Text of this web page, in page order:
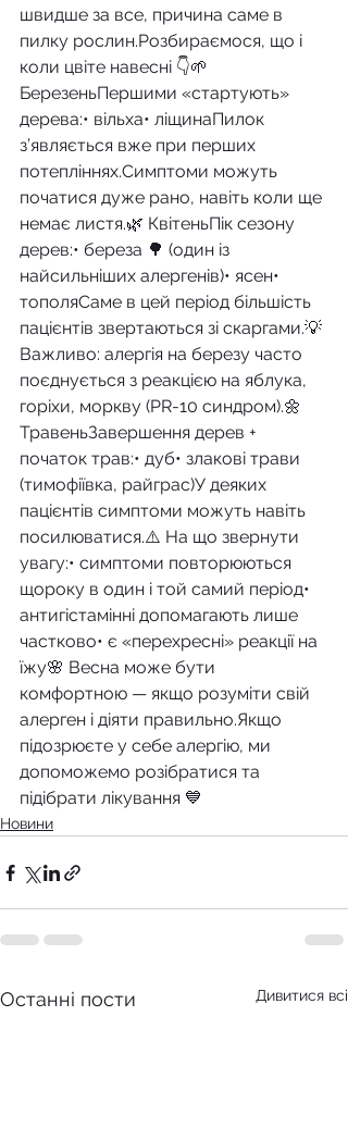
швидше за все, причина саме в
пилку рослин.Розбираємося, що і
коли цвіте навесні 👇🌱
БерезеньПершими «стартують»
дерева:• вільха• ліщинаПилок
з’являється вже при перших
потепліннях.Симптоми можуть
початися дуже рано, навіть коли ще
немає листя.🌿 КвітеньПік сезону
дерев:• береза 🌳 (один із
найсильніших алергенів)• ясен•
тополяСаме в цей період більшість
пацієнтів звертаються зі скаргами.💡
Важливо: алергія на березу часто
поєднується з реакцією на яблука,
горіхи, моркву (PR-10 синдром).🌼
ТравеньЗавершення дерев +
початок трав:• дуб• злакові трави
(тимофіївка, райграс)У деяких
пацієнтів симптоми можуть навіть
посилюватися.⚠️ На що звернути
увагу:• симптоми повторюються
щороку в один і той самий період•
антигістамінні допомагають лише
частково• є «перехресні» реакції на
їжу🌸 Весна може бути
комфортною — якщо розуміти свій
алерген і діяти правильно.Якщо
підозрюєте у себе алергію, ми
допоможемо розібратися та
підібрати лікування 💙
Новини
Останні пости Дивитися всі